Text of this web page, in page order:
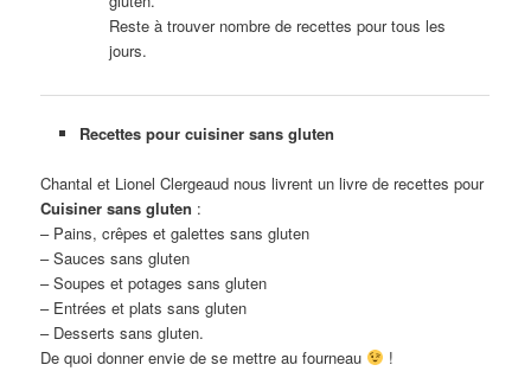
Reste à trouver nombre de recettes pour tous les
jours.
Recettes pour cuisiner sans gluten
Chantal et Lionel Clergeaud nous livrent un livre de recettes pour
Cuisiner sans gluten :
– Pains, crêpes et galettes sans gluten
– Sauces sans gluten
– Soupes et potages sans gluten
– Entrées et plats sans gluten
– Desserts sans gluten.
De quoi donner envie de se mettre au fourneau
!